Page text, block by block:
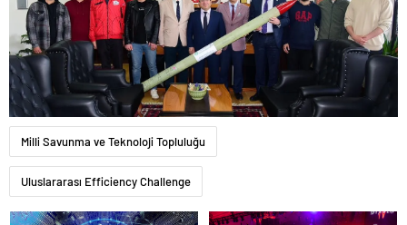
Milli Savunma ve Teknoloji Topluluğu
Uluslararası Efficiency Challenge